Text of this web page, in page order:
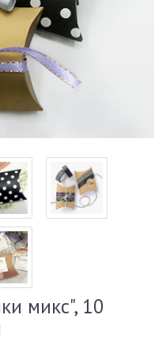
микс", 10